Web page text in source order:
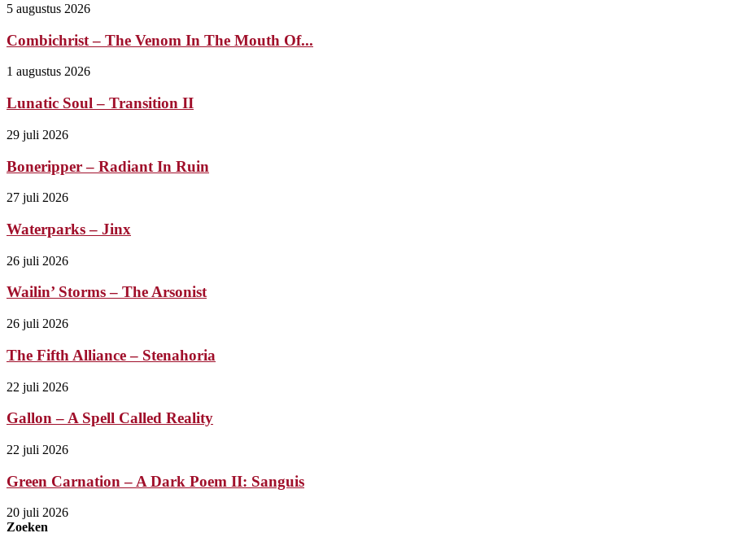
5 augustus 2026
Combichrist – The Venom In The Mouth Of...
1 augustus 2026
Lunatic Soul – Transition II
29 juli 2026
Boneripper – Radiant In Ruin
27 juli 2026
Waterparks – Jinx
26 juli 2026
Wailin’ Storms – The Arsonist
26 juli 2026
The Fifth Alliance – Stenahoria
22 juli 2026
Gallon – A Spell Called Reality
22 juli 2026
Green Carnation – A Dark Poem II: Sanguis
20 juli 2026
Zoeken